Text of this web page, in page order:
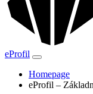
eProfil
Homepage
eProfil –